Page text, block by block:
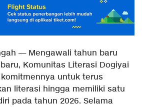
— Mengawali tahun baru
Komunitas Literasi Dogiyai
untuk terus
literasi hingga memiliki satu
pada tahun 2026. Selama